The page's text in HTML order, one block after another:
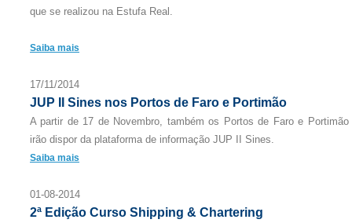
que se realizou na Estufa Real.
Saiba mais
17/11/2014
JUP II Sines nos Portos de Faro e Portimão
A partir de 17 de Novembro, também os Portos de Faro e Portimão
irão dispor da plataforma de informação JUP II Sines.
Saiba mais
01-08-2014
2ª Edição Curso Shipping & Chartering